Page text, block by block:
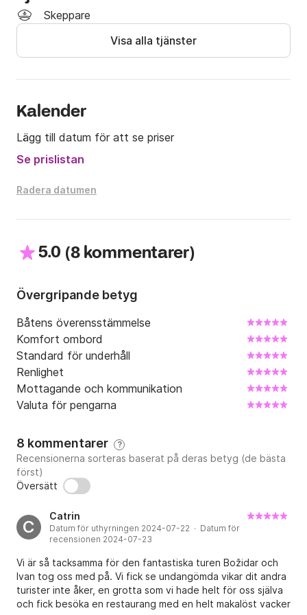
Skeppare
Visa alla tjänster
Kalender
Lägg till datum för att se priser
Se prislistan
Radera datumen
5.0 (8 kommentarer)
Övergripande betyg
Båtens överensstämmelse
Komfort ombord
Standard för underhåll
Renlighet
Mottagande och kommunikation
Valuta för pengarna
8 kommentarer ?
Recensionerna sorteras baserat på deras betyg (de bästa
först)
Översätt
C
Catrin
Datum för uthyrningen 2024-07-22 · Datum för
recensionen 2024-07-23
Vi är så tacksamma för den fantastiska turen Božidar och
Ivan tog oss med på. Vi fick se undangömda vikar dit andra
turister inte åker, en grotta som vi hade helt för oss själva
och fick besöka en restaurang med en helt makalöst vacker